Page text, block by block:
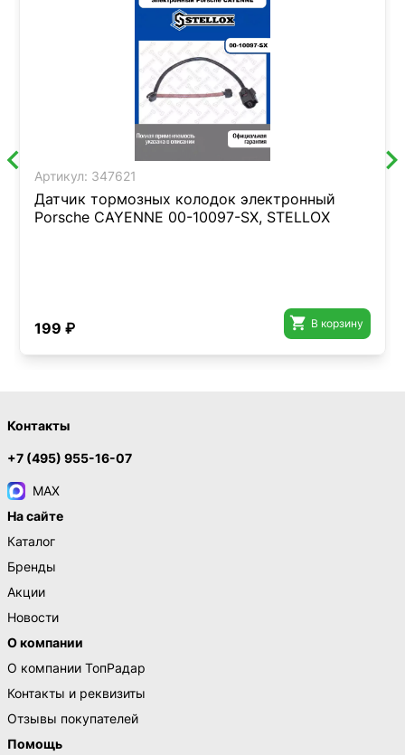
Артикул: 347621
Датчик тормозных колодок электронный
Porsche CAYENNE 00-10097-SX, STELLOX
199 ₽  В корзину
Контакты
+7 (495) 955-16-07
MAX
На сайте
Каталог
Бренды
Акции
Новости
О компании
О компании ТопРадар
Контакты и реквизиты
Отзывы покупателей
Помощь